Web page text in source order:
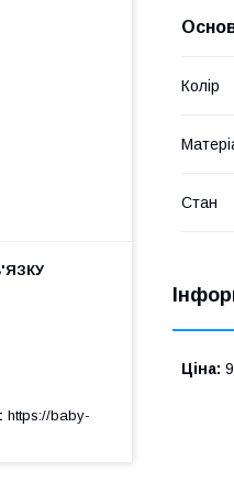
Колір
Стан
Ціна:
https://baby-